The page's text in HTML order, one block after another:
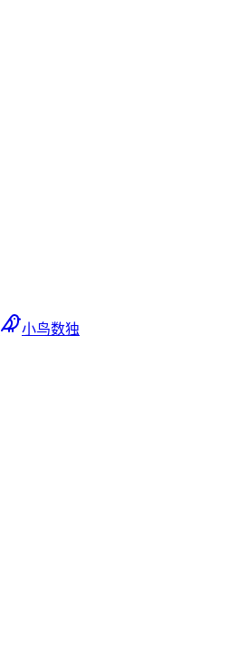
小鸟数独